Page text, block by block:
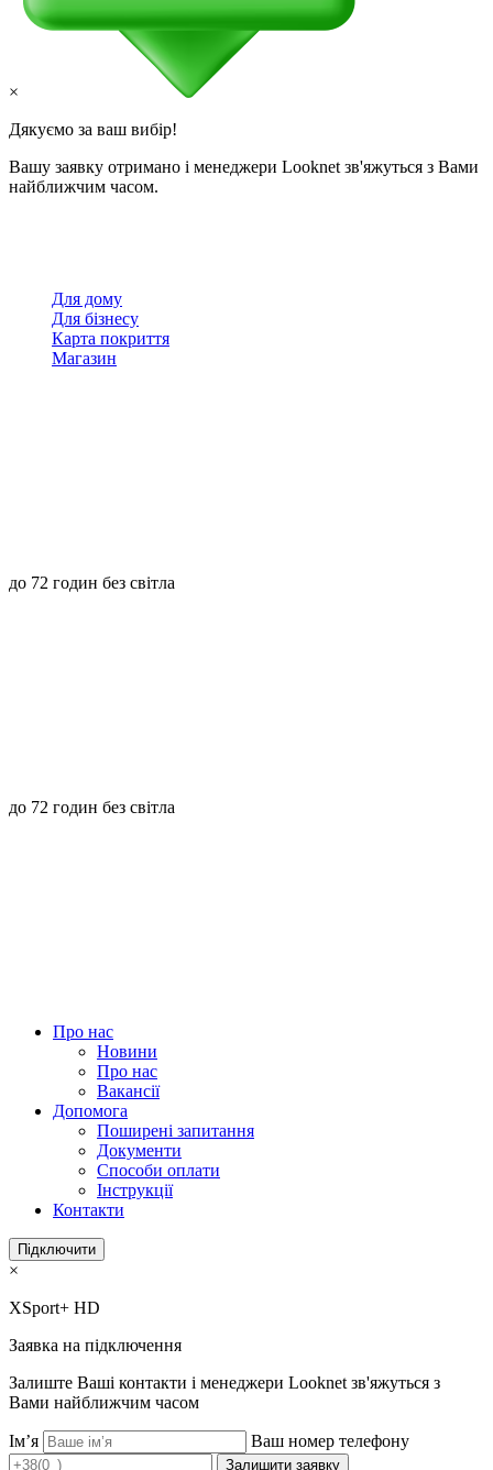
×
Дякуємо за ваш вибір!
Вашу заявку отримано і менеджери Looknet зв'яжуться з Вами
найближчим часом.
Для дому
Для бізнесу
Карта покриття
Магазин
до 72 годин без світла
до 72 годин без світла
Про нас
Новини
Про нас
Вакансії
Допомога
Поширені запитання
Документи
Способи оплати
Інструкції
Контакти
Підключити
×
XSport+ HD
Заявка на підключення
Залиште Ваші контакти і менеджери Looknet зв'яжуться з
Вами найближчим часом
Ім’я Ваш номер телефону
Залишити заявку